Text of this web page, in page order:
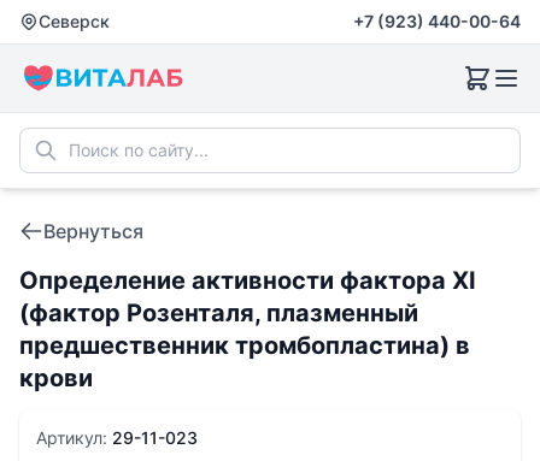
Северск +7 (923) 440-00-64
Вернуться
Определение активности фактора XI
(фактор Розенталя, плазменный
предшественник тромбопластина) в
крови
Артикул: 29-11-023